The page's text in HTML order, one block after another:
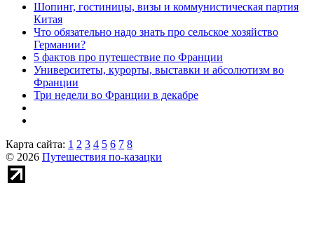
Шопинг, гостиницы, визы и коммунистическая партия
Китая
Что обязательно надо знать про сельское хозяйство
Германии?
5 фактов про путешествие по Франции
Университеты, курорты, выставки и абсолютизм во
Франции
Три недели во Франции в декабре
Карта сайта: 1 2 3 4 5 6 7 8
© 2026 Путешествия по-казацки